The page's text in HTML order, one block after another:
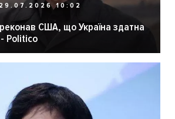
29.07.2026 10:02
США, що Україна здатна
- Politico